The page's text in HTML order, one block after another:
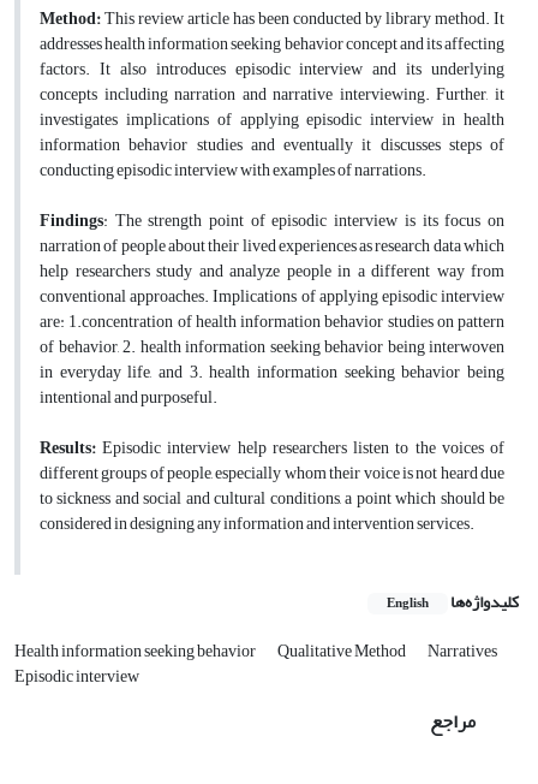
Method:This review article has been conducted by library method. It
addresses health information seeking behavior concept and its affecting
factors. It also introduces episodic interview and its underlying
concepts including narration and narrative interviewing. Further, it
investigates implications of applying episodic interview in health
information behavior studies and eventually it discusses steps of
conducting episodic interview with examples of narrations.
Findings: The strength point of episodic interview is its focus on
narration of people about their lived experiences as research data which
help researchers study and analyze people in a different way from
conventional approaches. Implications of applying episodic interview
are: 1.concentration of health information behavior studies on pattern
of behavior, 2. health information seeking behavior being interwoven
in everyday life, and 3. health information seeking behavior being
intentional and purposeful.
Results:Episodic interview help researchers listen to the voices of
different groups of people, especially whom their voice is not heard due
to sickness and social and cultural conditions, a point which should be
considered in designing any information and intervention services.
کلیدواژه‌ها English
Health information seeking behavior Qualitative Method Narratives
Episodic interview
مراجع